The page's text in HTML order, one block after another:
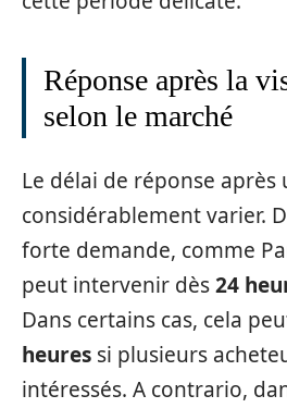
Réponse après la
selon le marché
Le délai de réponse après
considérablement varier.
forte demande, comme
peut intervenir dès24
Dans certains cas, cela
heures si plusieurs
intéressés. A contrario,